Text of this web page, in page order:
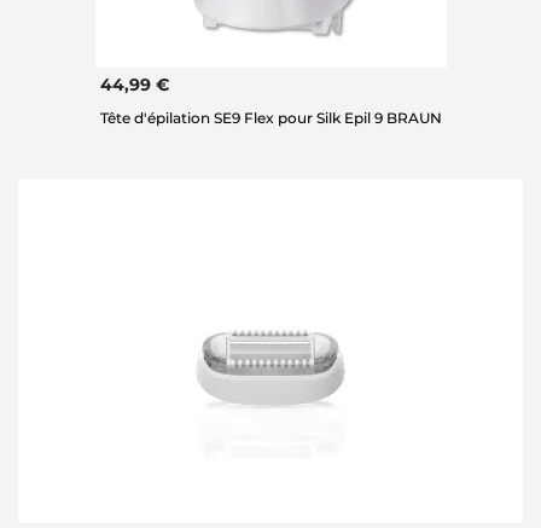
44,99 €
Tête d'épilation SE9 Flex pour Silk Epil 9 BRAUN